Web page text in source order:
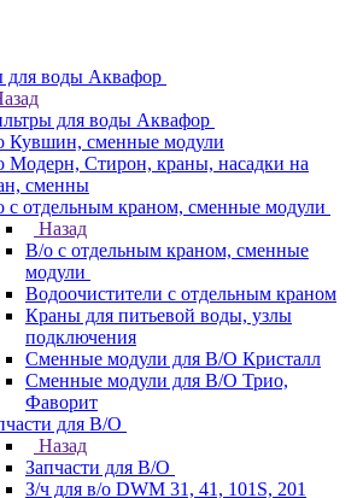
для воды Аквафор
для воды Аквафор
Кувшин, сменные модули
Модерн, Стирон, краны, насадки на
сменны
с отдельным краном, сменные модули
Назад
В/о с отдельным краном, сменные
модули
Водоочистители с отдельным краном
Краны для питьевой воды, узлы
подключения
Сменные модули для В/О Кристалл
Сменные модули для В/О Трио,
Фаворит
для В/О
Назад
Запчасти для В/О
З/ч для в/о DWM 31, 41, 101S, 201